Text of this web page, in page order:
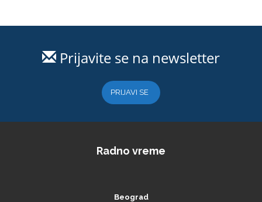
Prijavite se na newsletter
PRIJAVI SE
Radno vreme
Beograd